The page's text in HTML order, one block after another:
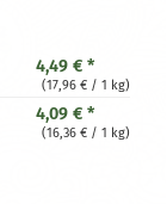
4,49 € *
(17,96 € / 1 kg)
4,09 € *
(16,36 € / 1 kg)